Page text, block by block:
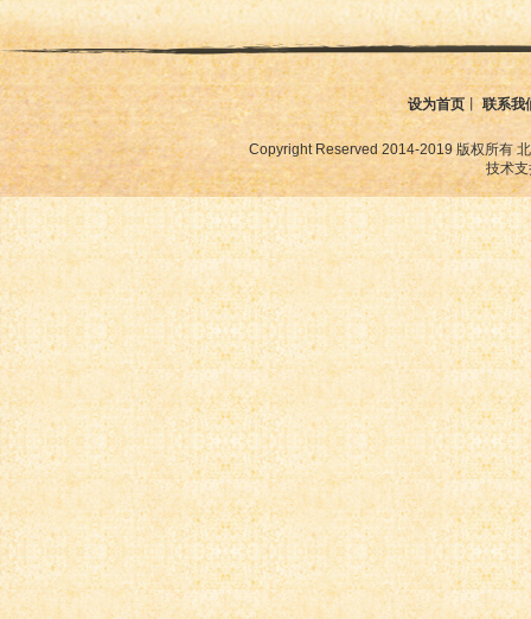
设为首页丨联系我
Copyright Reserved 2014-2019 版权所有
技术